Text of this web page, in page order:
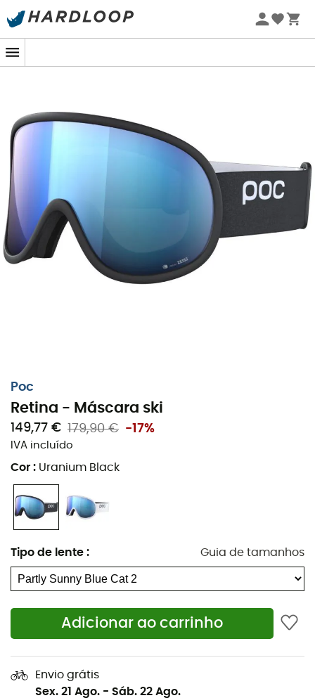
Promoções de verão 🔥 -5% EXTRA a partir de 2 produtos*
Poc
Retina - Máscara ski
149,77 € 179,90 € -17%
IVA incluído
Cor : Uranium Black
Tipo de lente : Guia de tamanhos
Adicionar ao carrinho
Envio grátis
Sex. 21 Ago. - Sáb. 22 Ago.